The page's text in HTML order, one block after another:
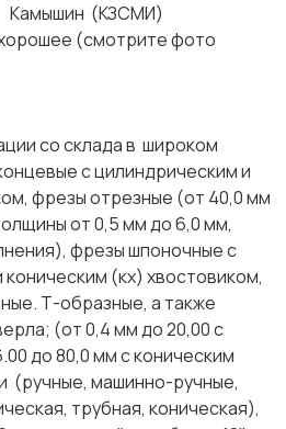
(КЗСМИ)
(смотрите фото
-
со склада в широком
с цилиндрическим и
фрезы отрезные (от 40,0 мм
от 0,5 мм до 6,0 мм,
фрезы шпоночные с
(кх) хвостовиком,
Т-образные, а также
(от 0,4 мм до 20,00 с
до 80,0 мм с коническим
(ручные, машинно-ручные,
трубная, коническая),